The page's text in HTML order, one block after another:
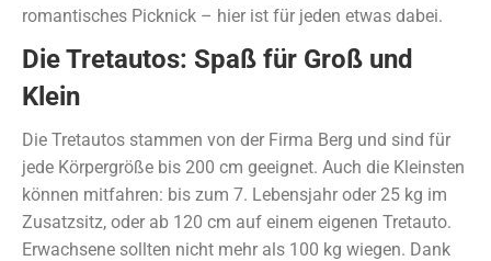
romantisches Picknick – hier ist für jeden etwas dabei.
Die Tretautos: Spaß für Groß und
Klein
Die Tretautos stammen von der Firma Berg und sind für
jede Körpergröße bis 200 cm geeignet. Auch die Kleinsten
können mitfahren: bis zum 7. Lebensjahr oder 25 kg im
Zusatzsitz, oder ab 120 cm auf einem eigenen Tretauto.
Erwachsene sollten nicht mehr als 100 kg wiegen. Dank